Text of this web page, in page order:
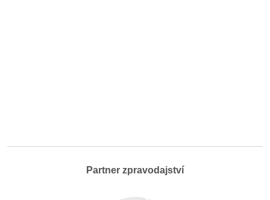
Partner zpravodajství